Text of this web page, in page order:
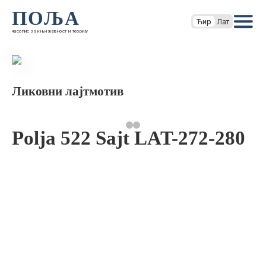
ПОЉА
часопис за књижевност и теорију
Ћир Лат
Ликовни лајтмотив
Polja 522 Sajt LAT-272-280